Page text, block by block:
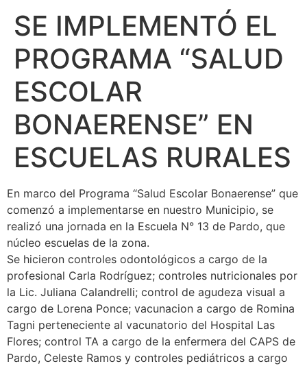
SE IMPLEMENTÓ EL
PROGRAMA “SALUD
ESCOLAR
BONAERENSE” EN
ESCUELAS RURALES
En marco del Programa “Salud Escolar Bonaerense” que
comenzó a implementarse en nuestro Municipio, se
realizó una jornada en la Escuela N° 13 de Pardo, que
núcleo escuelas de la zona.
Se hicieron controles odontológicos a cargo de la
profesional Carla Rodríguez; controles nutricionales por
la Lic. Juliana Calandrelli; control de agudeza visual a
cargo de Lorena Ponce; vacunacion a cargo de Romina
Tagni perteneciente al vacunatorio del Hospital Las
Flores; control TA a cargo de la enfermera del CAPS de
Pardo, Celeste Ramos y controles pediátricos a cargo